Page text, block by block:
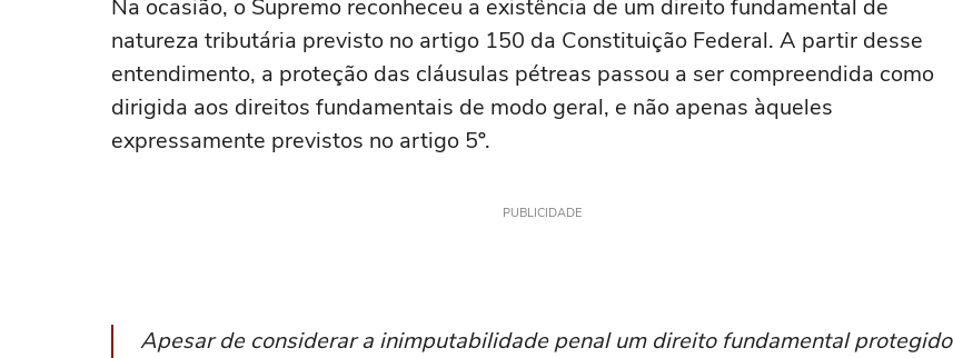
Na ocasião, o Supremo reconheceu a existência de um direito fundamental de
natureza tributária previsto no artigo 150 da Constituição Federal. A partir desse
entendimento, a proteção das cláusulas pétreas passou a ser compreendida como
dirigida aos direitos fundamentais de modo geral, e não apenas àqueles
expressamente previstos no artigo 5º.
PUBLICIDADE
Apesar de considerar a inimputabilidade penal um direito fundamental protegido